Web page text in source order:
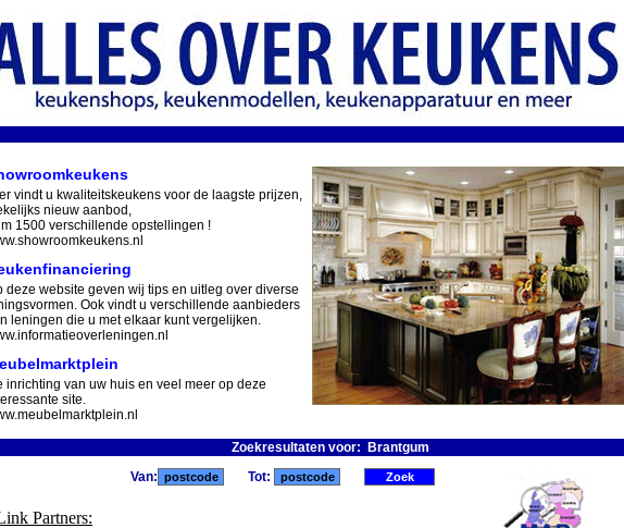
vindt u kwaliteitskeukens voor de laagste prijzen,
nieuw aanbod,
1500 verschillende opstellingen !
deze website geven wij tips en uitleg over diverse
Ook vindt u verschillende aanbieders
leningen die u met elkaar kunt vergelijken.
inrichting van uw huis en veel meer op deze
site.
Zoekresultaten voor: Brantgum
Partners:
Van: Tot: